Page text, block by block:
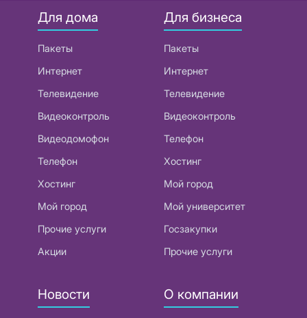
Для дома
Пакеты
Интернет
Телевидение
Видеоконтроль
Видеодомофон
Телефон
Хостинг
Мой город
Прочие услуги
Акции
Для бизнеса
Пакеты
Интернет
Телевидение
Видеоконтроль
Телефон
Хостинг
Мой город
Мой университет
Госзакупки
Прочие услуги
Новости О компании